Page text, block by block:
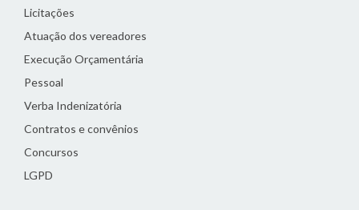
Licitações
Atuação dos vereadores
Execução Orçamentária
Pessoal
Verba Indenizatória
Contratos e convênios
Concursos
LGPD